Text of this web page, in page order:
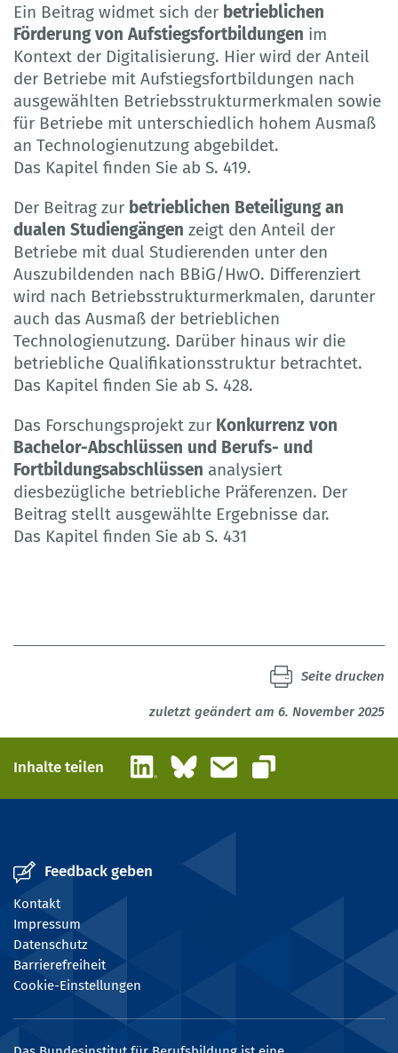
Ein Beitrag widmet sich der betrieblichen
Förderung von Aufstiegsfortbildungen im
Kontext der Digitalisierung. Hier wird der Anteil
der Betriebe mit Aufstiegsfortbildungen nach
ausgewählten Betriebsstrukturmerkmalen sowie
für Betriebe mit unterschiedlich hohem Ausmaß
an Technologienutzung abgebildet.
Das Kapitel finden Sie ab S. 419.
Der Beitrag zur betrieblichen Beteiligung an
dualen Studiengängen zeigt den Anteil der
Betriebe mit dual Studierenden unter den
Auszubildenden nach BBiG/HwO. Differenziert
wird nach Betriebsstrukturmerkmalen, darunter
auch das Ausmaß der betrieblichen
Technologienutzung. Darüber hinaus wir die
betriebliche Qualifikationsstruktur betrachtet.
Das Kapitel finden Sie ab S. 428.
Das Forschungsprojekt zur Konkurrenz von
Bachelor-Abschlüssen und Berufs- und
Fortbildungsabschlüssen analysiert
diesbezügliche betriebliche Präferenzen. Der
Beitrag stellt ausgewählte Ergebnisse dar.
Das Kapitel finden Sie ab S. 431
zuletzt geändert am 6. November 2025
Seite drucken
Inhalte teilen LinkedInBlueskyE-Mail
Link kopieren
Feedback geben
Kontakt
Impressum
Datenschutz
Barrierefreiheit
Cookie-Einstellungen